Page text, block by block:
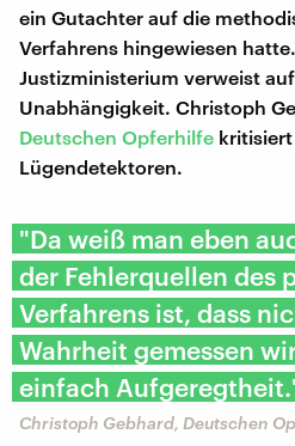
ein Gutachter auf die
Verfahrens hingewiesen
Justizministerium verweist
Unabhängigkeit. Christoph
Deutschen Opferhilfe kritisiert
Lügendetektoren.
"Da weiß man eben
der Fehlerquellen des
Verfahrens ist, dass
Wahrheit gemessen
einfach
Christoph Gebhard, Deutschen